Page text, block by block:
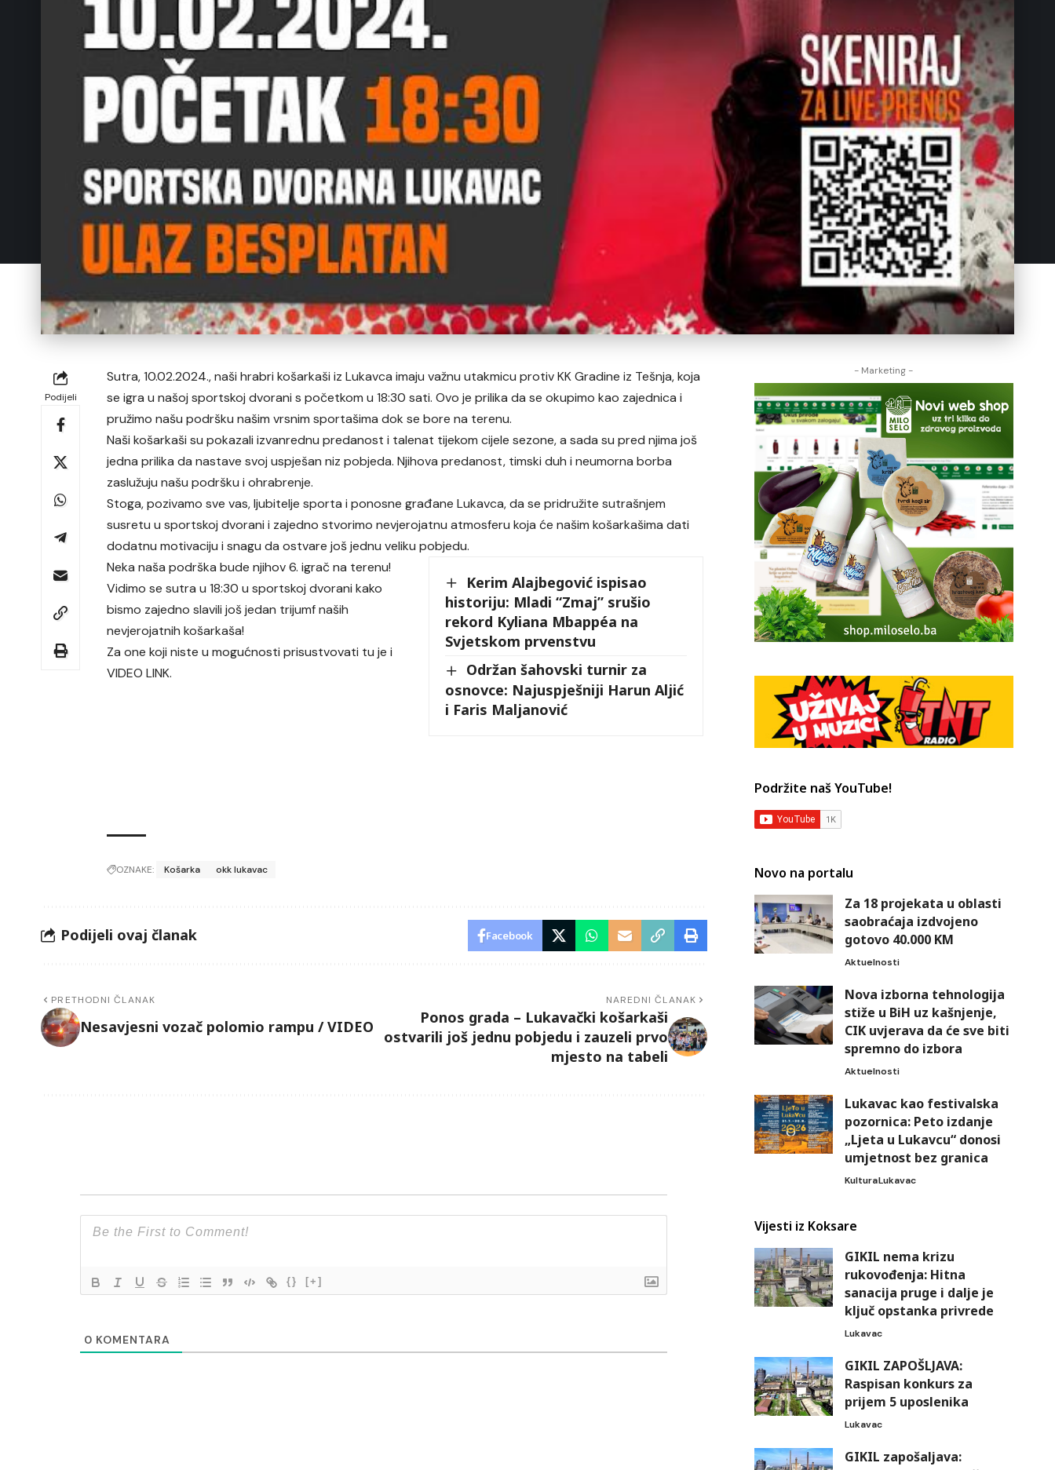
Podijeli
Sutra, 10.02.2024., naši hrabri košarkaši iz Lukavca imaju važnu utakmicu protiv KK Gradine iz Tešnja, koja
se igra u našoj sportskoj dvorani s početkom u 18:30 sati. Ovo je prilika da se okupimo kao zajednica i
pružimo našu podršku našim vrsnim sportašima dok se bore na terenu.
Naši košarkaši su pokazali izvanrednu predanost i talenat tijekom cijele sezone, a sada su pred njima još
jedna prilika da nastave svoj uspješan niz pobjeda. Njihova predanost, timski duh i neumorna borba
zaslužuju našu podršku i ohrabrenje.
Stoga, pozivamo sve vas, ljubitelje sporta i ponosne građane Lukavca, da se pridružite sutrašnjem
susretu u sportskoj dvorani i zajedno stvorimo nevjerojatnu atmosferu koja će našim košarkašima dati
dodatnu motivaciju i snagu da ostvare još jednu veliku pobjedu.
Kerim Alajbegović ispisao
historiju: Mladi “Zmaj” srušio
rekord Kyliana Mbappéa na
Svjetskom prvenstvu
Održan šahovski turnir za
osnovce: Najuspješniji Harun Aljić
i Faris Maljanović
Neka naša podrška bude njihov 6. igrač na terenu!
Vidimo se sutra u 18:30 u sportskoj dvorani kako
bismo zajedno slavili još jedan trijumf naših
nevjerojatnih košarkaša!
Za one koji niste u mogućnosti prisustvovati tu je i
VIDEO LINK.
OZNAKE: Košarka okk lukavac
Podijeli ovaj članak Facebook
PRETHODNI ČLANAK
Nesavjesni vozač polomio rampu / VIDEO
NAREDNI ČLANAK
Ponos grada – Lukavački košarkaši
ostvarili još jednu pobjedu i zauzeli prvo
mjesto na tabeli
{} [+]
0 KOMENTARA
- Marketing -
Podržite naš YouTube!
Novo na portalu
Za 18 projekata u oblasti
saobraćaja izdvojeno
gotovo 40.000 KM
Aktuelnosti
Nova izborna tehnologija
stiže u BiH uz kašnjenje,
CIK uvjerava da će sve biti
spremno do izbora
Aktuelnosti
Lukavac kao festivalska
pozornica: Peto izdanje
„Ljeta u Lukavcu“ donosi
umjetnost bez granica
KulturaLukavac
Vijesti iz Koksare
GIKIL nema krizu
rukovođenja: Hitna
sanacija pruge i dalje je
ključ opstanka privrede
Lukavac
GIKIL ZAPOŠLJAVA:
Raspisan konkurs za
prijem 5 uposlenika
Lukavac
GIKIL zapošaljava: